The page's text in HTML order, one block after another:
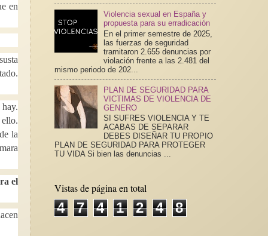
en
la
el
Violencia sexual en España y
propuesta para su erradicación
En el primer semestre de 2025,
las fuerzas de seguridad
tramitaron 2.655 denuncias por
violación frente a las 2.481 del
mismo periodo de 202...
PLAN DE SEGURIDAD PARA
VICTIMAS DE VIOLENCIA DE
GENERO
SI SUFRES VIOLENCIA Y TE
ACABAS DE SEPARAR
DEBES DISEÑAR TU PROPIO
PLAN DE SEGURIDAD PARA PROTEGER
TU VIDA Si bien las denuncias ...
Vistas de página en total
4 7 4 1 2 4 8